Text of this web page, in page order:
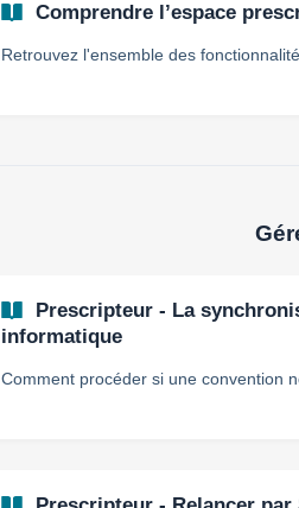
Comprendre l’espace
Retrouvez l'ensemble des
Prescripteur - La
informatique
Comment procéder si une convention